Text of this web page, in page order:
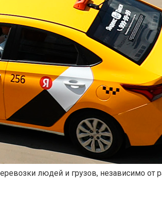
людей и грузов, независимо от